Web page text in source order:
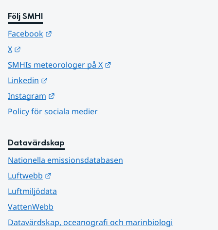
Följ SMHI
Facebook
X
SMHIs meteorologer på X
Linkedin
Instagram
Policy för sociala medier
Datavärdskap
Nationella emissionsdatabasen
Luftwebb
Luftmiljödata
VattenWebb
Datavärdskap, oceanografi och marinbiologi